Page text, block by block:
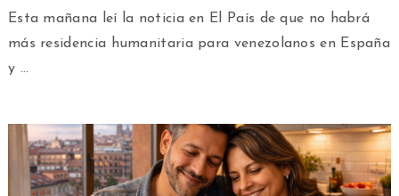
Esta mañana leí la noticia en El País de que no habrá
más residencia humanitaria para venezolanos en España
y …